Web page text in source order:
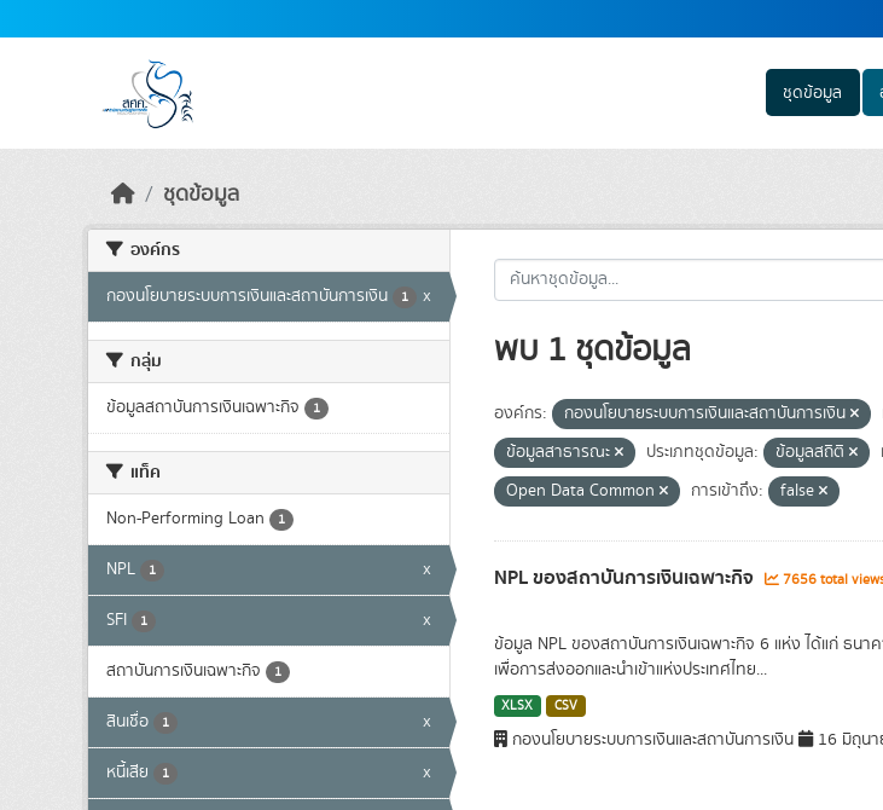
ชุดข้อมูล
ชุดข้อมูล
องค์กร
กองนโยบายระบบการเงินและสถาบันการเงิน 1 x
กลุ่ม
ข้อมูลสถาบันการเงินเฉพาะกิจ 1
แท็ค
Non-Performing Loan 1
NPL 1 x
SFI 1 x
สถาบันการเงินเฉพาะกิจ 1
สินเชื่อ 1 x
หนี้เสีย 1 x
พบ 1 ชุดข้อมูล
องค์กร: กองนโยบายระบบการเงินและสถาบันการเงิน
ข้อมูลสาธารณะ
ประเภทชุดข้อมูล: ข้อมูลสถิติ
Open Data Common
การเข้าถึง: false
NPL ของสถาบันการเงินเฉพาะกิจ 7656 total
ข้อมูล NPL ของสถาบันการเงินเฉพาะกิจ 6 แห่ง ได้แก่ ธน
เพื่อการส่งออกและนำเข้าแห่งประเทศไทย...
XLSX CSV
กองนโยบายระบบการเงินและสถาบันการเงิน 16 มิถุนา